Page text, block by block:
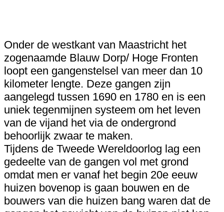
Onder de westkant van Maastricht het
zogenaamde Blauw Dorp/ Hoge Fronten
loopt een gangenstelsel van meer dan 10
kilometer lengte. Deze gangen zijn
aangelegd tussen 1690 en 1780 en is een
uniek tegenmijnen systeem om het leven
van de vijand het via de ondergrond
behoorlijk zwaar te maken.
Tijdens de Tweede Wereldoorlog lag een
gedeelte van de gangen vol met grond
omdat men er vanaf het begin 20e eeuw
huizen bovenop is gaan bouwen en de
bouwers van die huizen bang waren dat de